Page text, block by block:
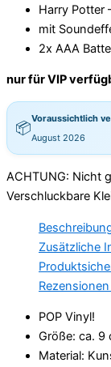
Harry Potter
mit
2x AAA
nur für VIP
📦
Voraussichtlich
August 2026
ACHTUNG: Nicht
Verschluckbare
Zusätzliche
POP Vinyl!
Größe: ca. 9
Material: